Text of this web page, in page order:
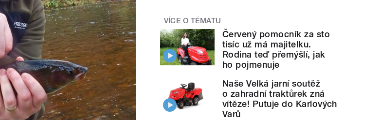
VÍCE O TÉMATU
Červený pomocník za sto
tisíc už má majitelku.
Rodina teď přemýšlí, jak
ho pojmenuje
Naše Velká jarní soutěž
o zahradní traktůrek zná
vítěze! Putuje do Karlových
Varů